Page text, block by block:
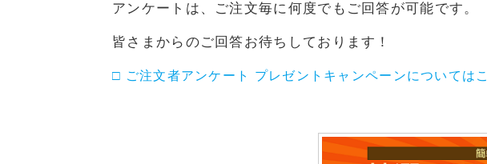
アンケートは、ご注文毎に何度でもご回答が可能です。
皆さまからのご回答お待ちしております！
□ ご注文者アンケート プレゼントキャンペーンについては